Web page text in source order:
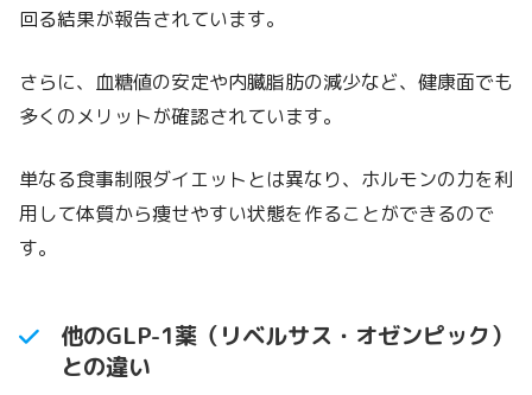
回る結果が報告されています。
さらに、血糖値の安定や内臓脂肪の減少など、健康面でも
多くのメリットが確認されています。
単なる食事制限ダイエットとは異なり、ホルモンの力を利
用して体質から痩せやすい状態を作ることができるので
す。
他のGLP-1薬（リベルサス・オゼンピック）
との違い